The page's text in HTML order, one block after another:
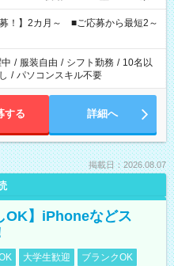
を持って夕飯の準備がしたい」
」 など、ご希望を教えてください
時間。 合計で週40時間を超える場
募！】2カ月～ ■ご応募から最短2～
/ 服装自由 / シフト勤務 / 10名以
/ パソコンスキル不要
する 詳細へ
掲載日：2026.08.07
OK】iPhoneなどス
大学生歓迎
ブランクOK